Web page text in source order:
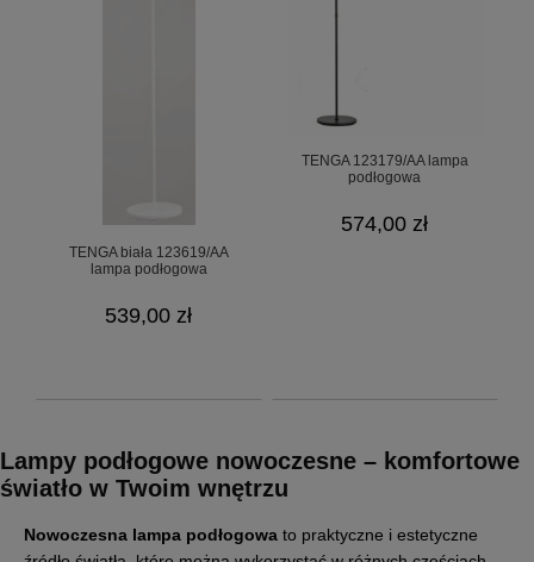
TENGA biała 123619/AA
lampa podłogowa
539,00 zł
TENGA 123179/AA lampa
podłogowa
574,00 zł
Lampy podłogowe nowoczesne – komfortowe
światło w Twoim wnętrzu
Nowoczesna lampa podłogowa to praktyczne i estetyczne